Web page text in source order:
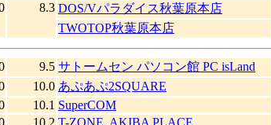
8.3 DOS/Vパラダイス秋葉原本店
TWOTOP秋葉原本店
9.5 サトームセン パソコン館 PC isLand
10.0 あぷあぷ2SQUARE
10.1 SuperCOM
10.2 T-ZONE. AKIBA PLACE